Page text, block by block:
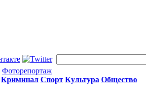
Фоторепортаж
Криминал Спорт Культура Общество